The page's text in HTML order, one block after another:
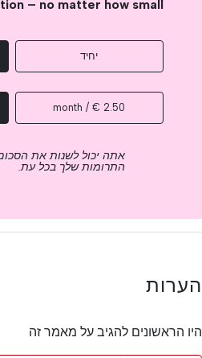
– no matter how small
יחיד
2.50 € / month
אתה יכול לשנות את
התרומות שלך בכל עת.
הערות
היו הראשונים להגיב על מאמר זה